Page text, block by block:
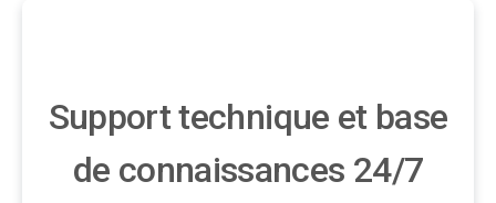
Support technique et base
de connaissances 24/7